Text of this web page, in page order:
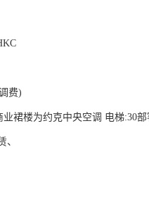
费)
裙楼为约克中央空调 电梯:30
、